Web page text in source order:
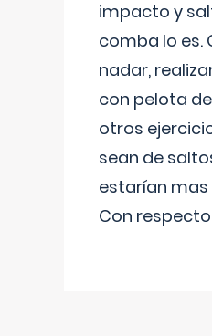
impacto y
comba lo es.
nadar,
con pelota
otros
sean de
estarían
Con respecto